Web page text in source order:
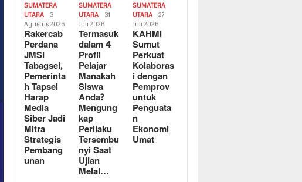
SUMATERA
UTARA
3
Agustus 2026
Rakercab
Perdana
JMSI
Tabagsel,
Pemerinta
h Tapsel
Harap
Media
Siber Jadi
Mitra
Strategis
Pembang
unan
SUMATERA
UTARA
31
Juli 2026
Termasuk
dalam 4
Profil
Pelajar
Manakah
Siswa
Anda?
Mengung
kap
Perilaku
Tersembu
nyi Saat
Ujian
Melal…
SUMATERA
UTARA
27
Juli 2026
KAHMI
Sumut
Perkuat
Kolaboras
i dengan
Pemprov
untuk
Penguata
n
Ekonomi
Umat